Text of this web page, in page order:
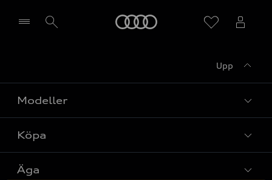
Upp
Modeller
Alla modeller
Elbilar
Köpa
Privaterbjudanden
Äga